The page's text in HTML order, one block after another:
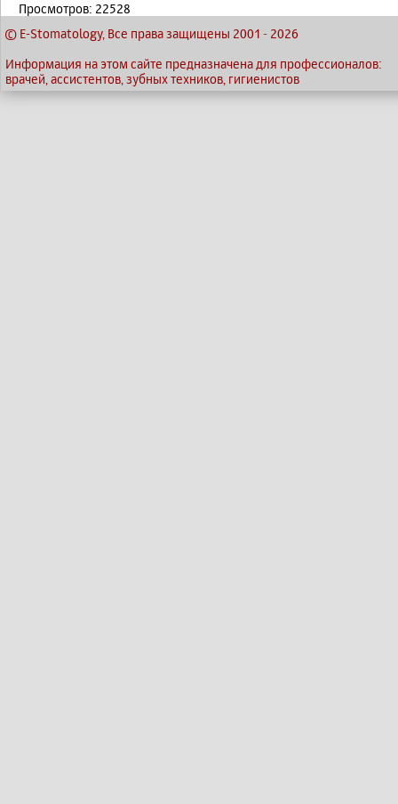
Просмотров: 22528
© E-Stomatology, Все права защищены 2001 - 2026
Информация на этом сайте предназначена для профессионалов:
врачей, ассистентов, зубных техников, гигиенистов